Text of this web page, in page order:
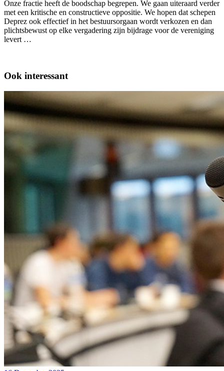
Onze fractie heeft de boodschap begrepen. We gaan uiteraard verder
met een kritische en constructieve oppositie. We hopen dat schepen
Deprez ook effectief in het bestuursorgaan wordt verkozen en dan
plichtsbewust op elke vergadering zijn bijdrage voor de vereniging
levert …
Ook interessant